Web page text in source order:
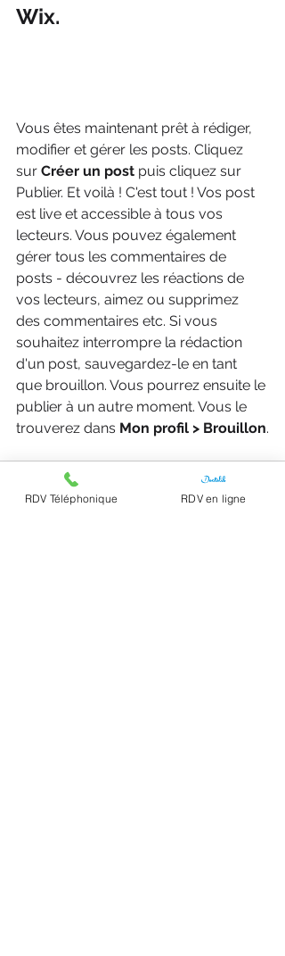
Wix.
Vous êtes maintenant prêt à rédiger,
modifier et gérer les posts. Cliquez
sur Créer un post puis cliquez sur
Publier. Et voilà ! C'est tout ! Vos post
est live et accessible à tous vos
lecteurs. Vous pouvez également
gérer tous les commentaires de
posts - découvrez les réactions de
vos lecteurs, aimez ou supprimez
des commentaires etc. Si vous
souhaitez interrompre la rédaction
d'un post, sauvegardez-le en tant
que brouillon. Vous pourrez ensuite le
publier à un autre moment. Vous le
trouverez dans Mon profil > Brouillon.
RDV Téléphonique RDV en ligne